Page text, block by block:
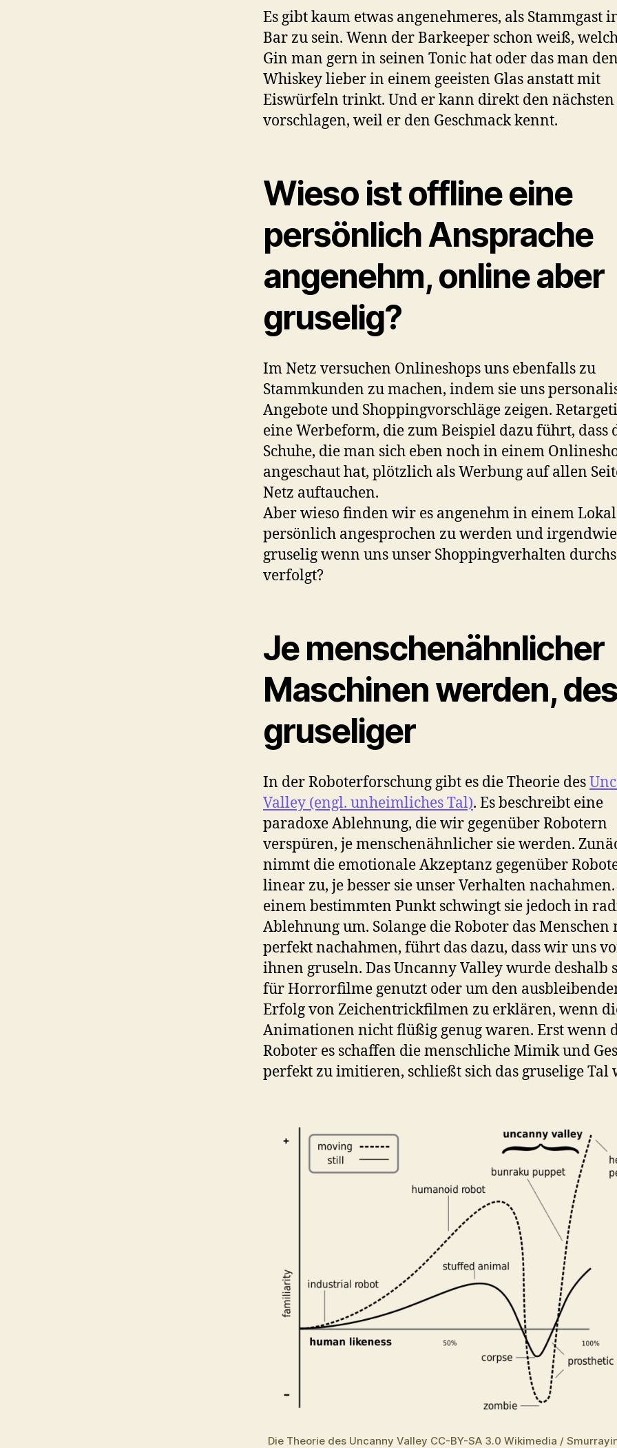
Es gibt kaum etwas angenehmeres, als Stammgast
Bar zu sein. Wenn der Barkeeper schon weiß,
Gin man gern in seinen Tonic hat oder das man den
Whiskey lieber in einem geeisten Glas anstatt mit
Eiswürfeln trinkt. Und er kann direkt den
vorschlagen, weil er den Geschmack kennt.
Wieso ist offline eine
persönlich Ansprache
angenehm, online aber
gruselig?
Im Netz versuchen Onlineshops uns ebenfalls zu
Stammkunden zu machen, indem sie uns
Angebote und Shoppingvorschläge zeigen.
eine Werbeform, die zum Beispiel dazu führt, dass
Schuhe, die man sich eben noch in einem
angeschaut hat, plötzlich als Werbung auf allen
Netz auftauchen.
Aber wieso finden wir es angenehm in einem Lokal
persönlich angesprochen zu werden und irgendwie
gruselig wenn uns unser Shoppingverhalten
verfolgt?
Je menschenähnlicher
Maschinen werden,
gruseliger
In der Roboterforschung gibt es die Theorie des
Valley (engl. unheimliches Tal). Es beschreibt eine
paradoxe Ablehnung, die wir gegenüber Robotern
verspüren, je menschenähnlicher sie werden.
nimmt die emotionale Akzeptanz gegenüber
linear zu, je besser sie unser Verhalten
einem bestimmten Punkt schwingt sie jedoch in
Ablehnung um. Solange die Roboter das Menschen
perfekt nachahmen, führt das dazu, dass wir uns
ihnen gruseln. Das Uncanny Valley wurde deshalb
für Horrorfilme genutzt oder um den
Erfolg von Zeichentrickfilmen zu erklären, wenn
Animationen nicht flüßig genug waren. Erst wenn
Roboter es schaffen die menschliche Mimik und
perfekt zu imitieren, schließt sich das gruselige Tal
Die Theorie des Uncanny Valley CC-BY-SA 3.0 Wikimedia /